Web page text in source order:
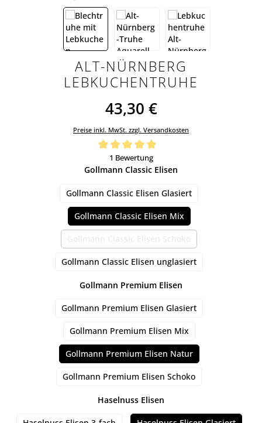
ALT-NÜRNBERG
LEBKUCHENTRUHE
43,30 €
Preise inkl. MwSt. zzgl. Versandkosten
Durchschnittliche Bewertung von 5 von 5 Sternen
1 Bewertung
Gollmann Classic Elisen
Gollmann Classic Elisen Glasiert
Gollmann Classic Elisen Mix
Gollmann Classic Elisen Schoko
(Diese Option ist zurzeit nicht
Gollmann Classic Elisen unglasiert
Gollmann Premium Elisen
Gollmann Premium Elisen Glasiert
Gollmann Premium Elisen Mix
Gollmann Premium Elisen Natur
Gollmann Premium Elisen Schoko
Haselnuss Elisen